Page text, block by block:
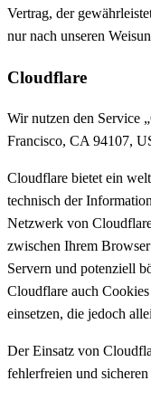
Vertrag, der
nur nach unseren
Cloudflare
Wir nutzen den Service
Francisco, CA 94107,
Cloudflare bietet ein
technisch der
Netzwerk von
zwischen Ihrem
Servern und potenziell
Cloudflare auch
einsetzen, die jedoch
Der Einsatz von
fehlerfreien und